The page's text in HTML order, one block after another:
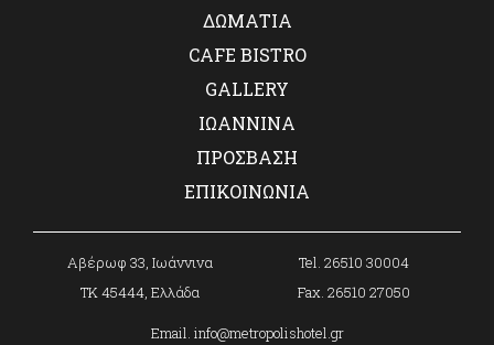
ΞΕΝΟΔΟΧΕΙΟ
ΔΩΜΑΤΙΑ
ΔΩΜΑΤΙΑ
CAFE BISTRO
CAFE BISTRO
GALLERY
GALLERY
ΙΩΑΝΝΙΝΑ
ΙΩΑΝΝΙΝΑ
ΠΡΟΣΒΑΣΗ
ΠΡΟΣΒΑΣΗ
ΕΠΙΚΟΙΝΩΝΙΑ
Aβέρωφ 33, Ιωάννινα
ΤΚ 45444, Ελλάδα
Tel. 26510 30004
Fax. 26510 27050
Email. info@metropolishotel.gr